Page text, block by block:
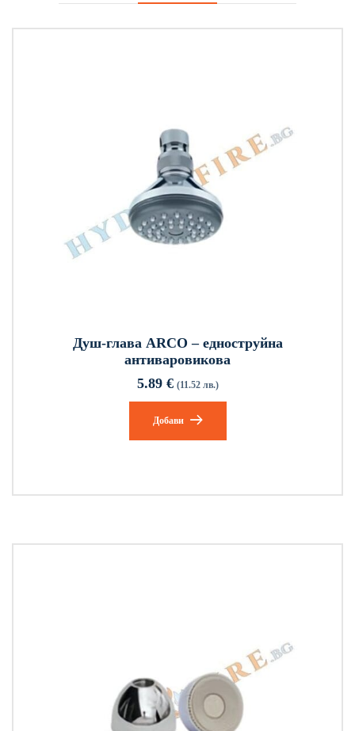
Душ-глава ARCO – едноструйна
антиваровикова
5.89 € (11.52 лв.)
Добави